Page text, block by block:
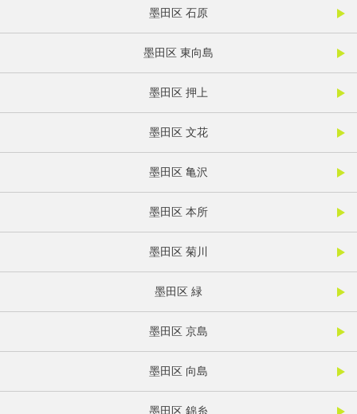
墨田区 石原
墨田区 東向島
墨田区 押上
墨田区 文花
墨田区 亀沢
墨田区 本所
墨田区 菊川
墨田区 緑
墨田区 京島
墨田区 向島
墨田区 錦糸